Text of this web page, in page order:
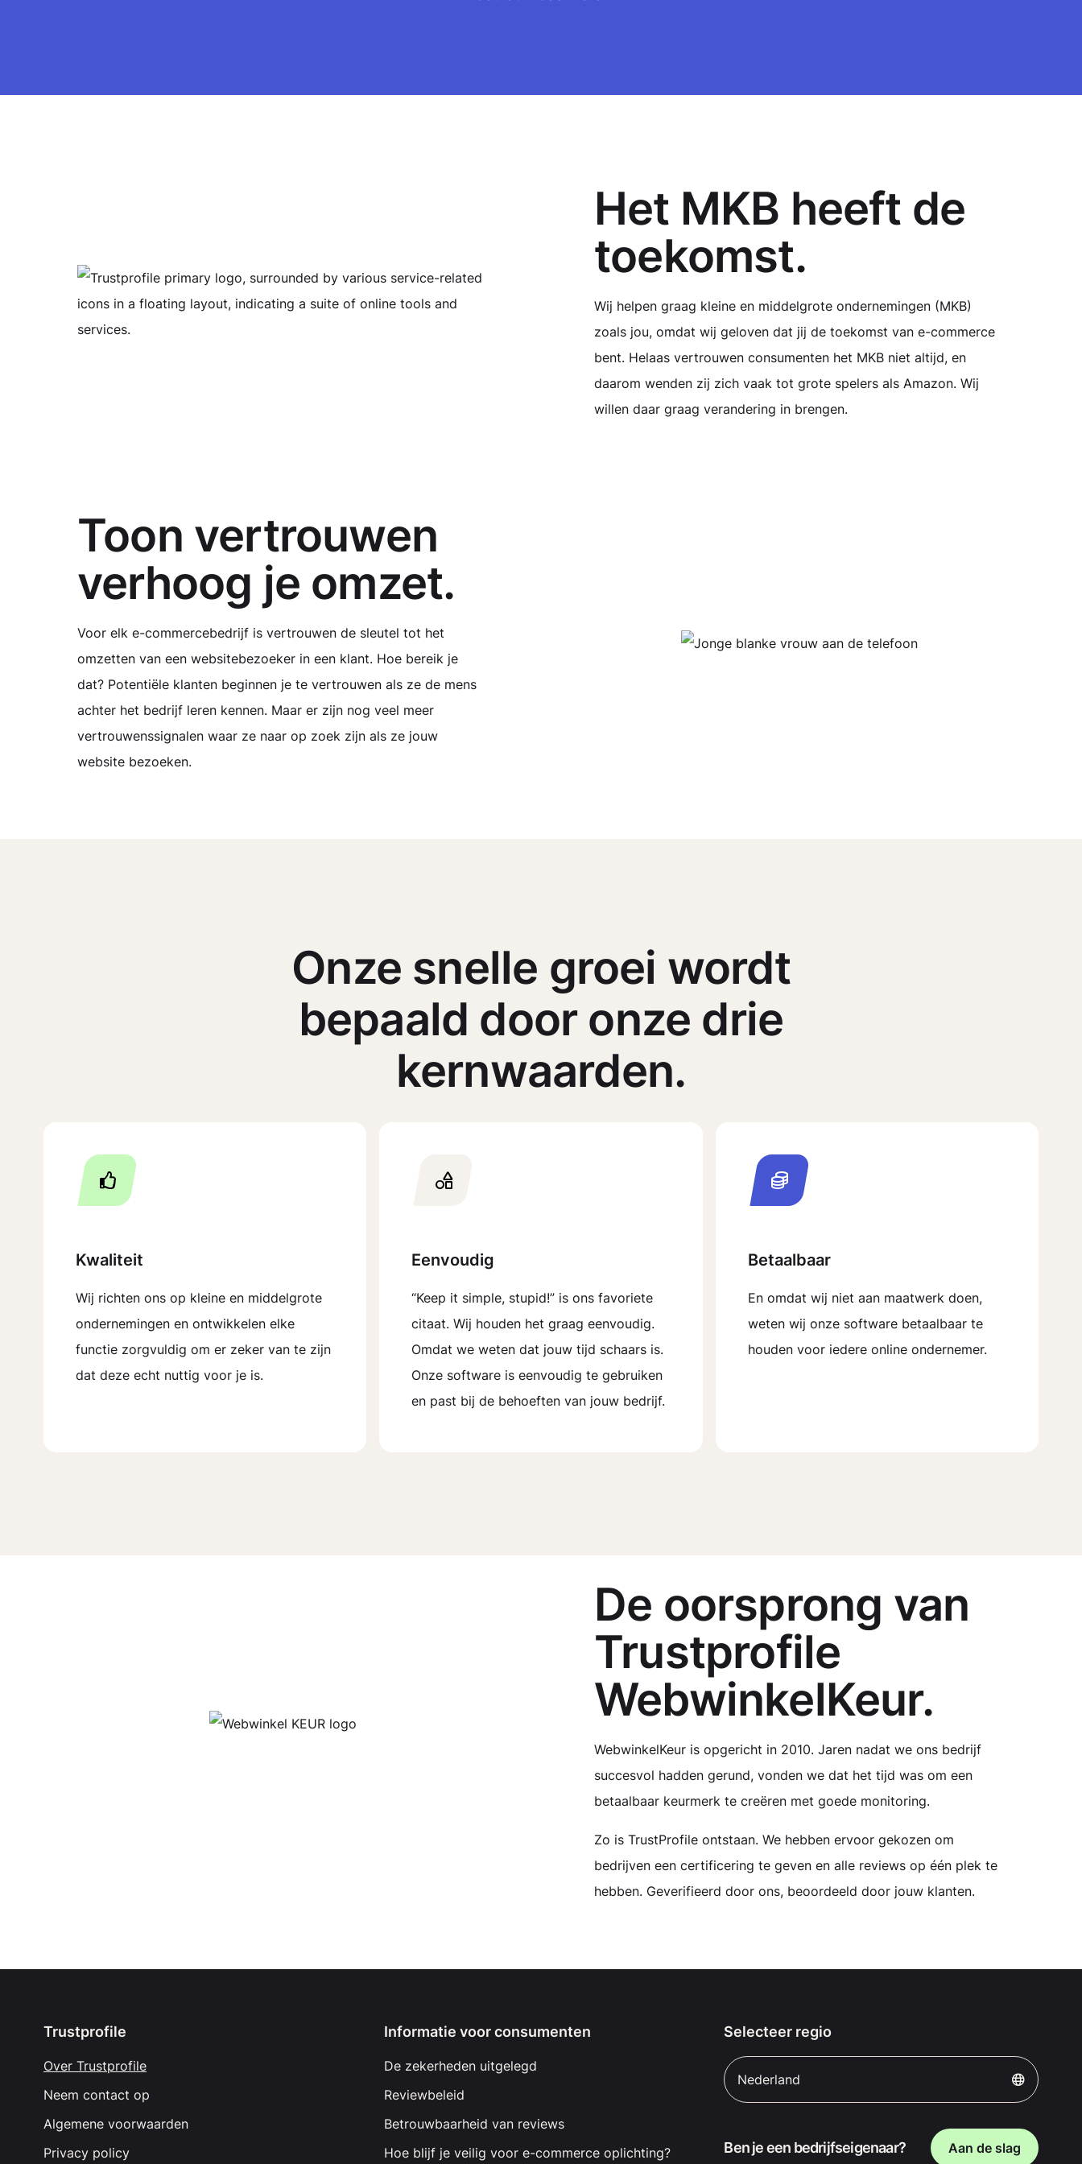
Het MKB heeft de
toekomst.
Wij helpen graag kleine en middelgrote ondernemingen (MKB)
zoals jou, omdat wij geloven dat jij de toekomst van e-commerce
bent. Helaas vertrouwen consumenten het MKB niet altijd, en
daarom wenden zij zich vaak tot grote spelers als Amazon. Wij
willen daar graag verandering in brengen.
Toon vertrouwen
verhoog je omzet.
Voor elk e-commercebedrijf is vertrouwen de sleutel tot het
omzetten van een websitebezoeker in een klant. Hoe bereik je
dat? Potentiële klanten beginnen je te vertrouwen als ze de mens
achter het bedrijf leren kennen. Maar er zijn nog veel meer
vertrouwenssignalen waar ze naar op zoek zijn als ze jouw
website bezoeken.
Onze snelle groei wordt
bepaald door onze drie
kernwaarden.
Kwaliteit
Wij richten ons op kleine en middelgrote
ondernemingen en ontwikkelen elke
functie zorgvuldig om er zeker van te zijn
dat deze echt nuttig voor je is.
Eenvoudig
“Keep it simple, stupid!” is ons favoriete
citaat. Wij houden het graag eenvoudig.
Omdat we weten dat jouw tijd schaars is.
Onze software is eenvoudig te gebruiken
en past bij de behoeften van jouw bedrijf.
Betaalbaar
En omdat wij niet aan maatwerk doen,
weten wij onze software betaalbaar te
houden voor iedere online ondernemer.
De oorsprong van
Trustprofile
WebwinkelKeur.
WebwinkelKeur is opgericht in 2010. Jaren nadat we ons bedrijf
succesvol hadden gerund, vonden we dat het tijd was om een ​​
betaalbaar keurmerk te creëren met goede monitoring.
Zo is TrustProfile ontstaan. We hebben ervoor gekozen om
bedrijven een certificering te geven en alle reviews op één plek te
hebben. Geverifieerd door ons, beoordeeld door jouw klanten.
Trustprofile
Over Trustprofile
Neem contact op
Algemene voorwaarden
Privacy policy
Informatie voor consumenten
De zekerheden uitgelegd
Reviewbeleid
Betrouwbaarheid van reviews
Hoe blijf je veilig voor e-commerce oplichting?
Selecteer regio
Nederland
Ben je een bedrijfseigenaar? Aan de slag